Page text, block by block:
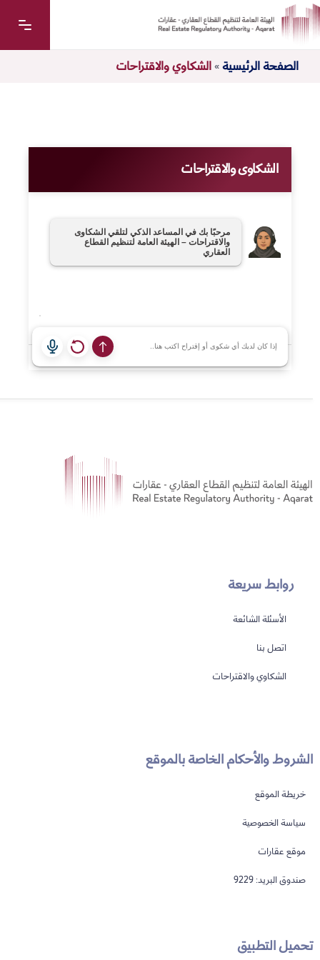
الصفحة الرئيسية»الشكاوي والاقتراحات
الشكاوى والاقتراحات
مرحبًا بك في المساعد الذكي لتلقي الشكاوى
والاقتراحات – الهيئة العامة لتنظيم القطاع
العقاري
روابط سريعة
الأسئلة الشائعة
اتصل بنا
الشكاوي والاقتراحات
الشروط والأحكام الخاصة بالموقع
خريطة الموقع
سياسة الخصوصية
موقع عقارات
صندوق البريد: 9229
تحميل التطبيق